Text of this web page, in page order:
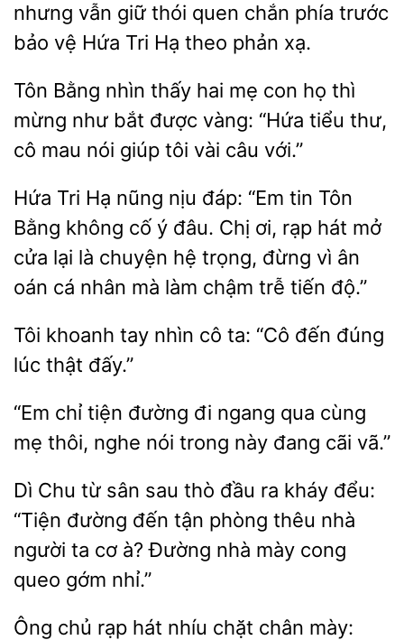
nhưng vẫn giữ thói quen chắn phía trước
bảo vệ Hứa
theo phản xạ.
Tôn Bằng nhìn thấy
mẹ con họ
mừng như bắt được vàng: “Hứa
thư,
cô mau nói giúp tôi vài câu với.”
Hứa Tri Hạ nũng nịu đáp: “Em
Tôn
Bằng không cố ý đâu.
ơi, rạp hát mở
cửa lại là chuyện hệ
đừng vì ân
oán cá nhân mà làm chậm trễ tiến độ.”
Tôi khoanh
nhìn cô ta: “Cô đến đúng
đấy.”
“Em chỉ tiện đường đi
qua cùng
thôi, nghe nói trong này
cãi vã.”
Dì
từ sân sau thò đầu ra kháy đểu:
“Tiện
đến tận phòng thêu nhà
người ta cơ
Đường nhà mày cong
queo gớm nhỉ.”
chủ rạp hát nhíu
chân mày: